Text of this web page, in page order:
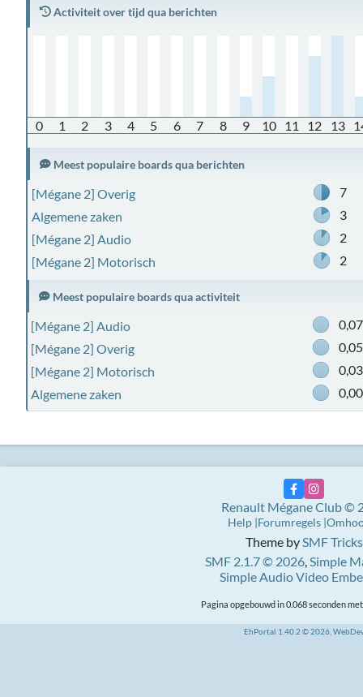
Activiteit over tijd qua berichten
0 1 2 3 4 5 6 7 8 9 10 11 12 13
Meest populaire boards qua berichten
[Mégane 2] Overig
7
Algemene zaken
3
[Mégane 2] Audio
2
[Mégane 2] Motorisch
2
Meest populaire boards qua activiteit
[Mégane 2] Audio
[Mégane 2] Overig
[Mégane 2] Motorisch
Algemene zaken
Theme bySMF Tricks
SMF 2.1.7 © 2026,Simple
Simple Audio Video
Renault Mégane Club ©
Help Forumregels
Pagina opgebouwd in 0.068 seconden
EhPortal 1.40.2 © 2026,